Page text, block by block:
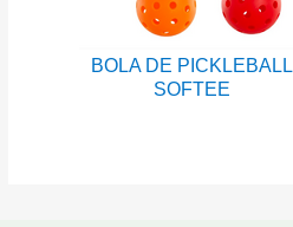
BOLA DE PICKLEBALL
SOFTEE